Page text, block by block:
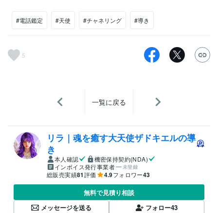
#電話鑑定 #天使 #チャネリング #導き
5
一覧に戻る
リラ｜魂を癒す大天使ザドキエルの導
き
本人確認
機密保持契約(NDA)
インボイス発行事業者
未登録
総販売実績81評価 4.9フォロワー43
無料で見積り相談
メッセージを送る
フォロー43